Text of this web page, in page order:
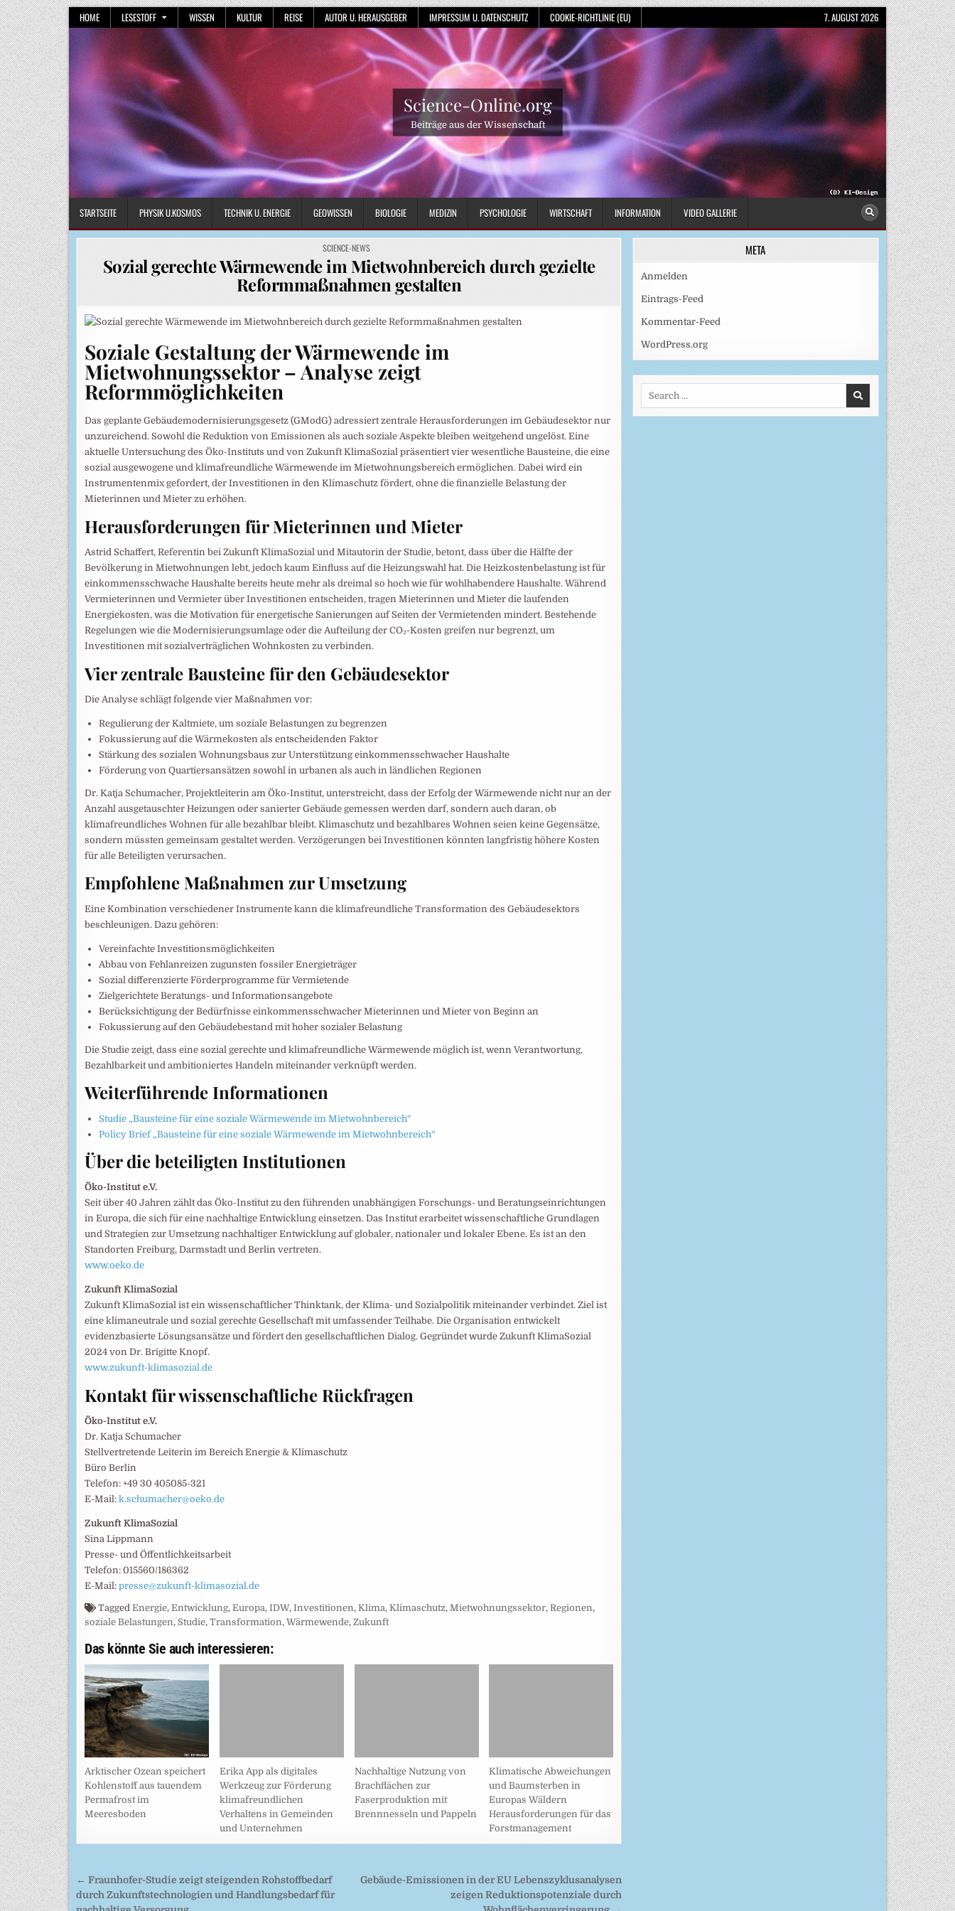
Skip
to
content
HOME LESESTOFF WISSEN KULTUR REISE AUTOR U. HERAUSGEBER IMPRESSUM U. DATENSCHUTZ COOKIE-RICHTLINIE (EU) 7. AUGUST 2026
Science-Online.org
Beiträge aus der Wissenschaft
STARTSEITE PHYSIK U.KOSMOS TECHNIK U. ENERGIE GEOWISSEN BIOLOGIE MEDIZIN PSYCHOLOGIE WIRTSCHAFT INFORMATION VIDEO GALLERIE
POSTED
IN
SCIENCE-NEWS
Sozial gerechte Wärmewende im Mietwohnbereich durch gezielte
Reformmaßnahmen gestalten
Soziale Gestaltung der Wärmewende im
Mietwohnungssektor – Analyse zeigt
Reformmöglichkeiten
Das geplante Gebäudemodernisierungsgesetz (GModG) adressiert zentrale Herausforderungen im Gebäudesektor nur
unzureichend. Sowohl die Reduktion von Emissionen als auch soziale Aspekte bleiben weitgehend ungelöst. Eine
aktuelle Untersuchung des Öko-Instituts und von Zukunft KlimaSozial präsentiert vier wesentliche Bausteine, die eine
sozial ausgewogene und klimafreundliche Wärmewende im Mietwohnungsbereich ermöglichen. Dabei wird ein
Instrumentenmix gefordert, der Investitionen in den Klimaschutz fördert, ohne die finanzielle Belastung der
Mieterinnen und Mieter zu erhöhen.
Herausforderungen für Mieterinnen und Mieter
Astrid Schaffert, Referentin bei Zukunft KlimaSozial und Mitautorin der Studie, betont, dass über die Hälfte der
Bevölkerung in Mietwohnungen lebt, jedoch kaum Einfluss auf die Heizungswahl hat. Die Heizkostenbelastung ist für
einkommensschwache Haushalte bereits heute mehr als dreimal so hoch wie für wohlhabendere Haushalte. Während
Vermieterinnen und Vermieter über Investitionen entscheiden, tragen Mieterinnen und Mieter die laufenden
Energiekosten, was die Motivation für energetische Sanierungen auf Seiten der Vermietenden mindert. Bestehende
Regelungen wie die Modernisierungsumlage oder die Aufteilung der CO₂-Kosten greifen nur begrenzt, um
Investitionen mit sozialverträglichen Wohnkosten zu verbinden.
Vier zentrale Bausteine für den Gebäudesektor
Die Analyse schlägt folgende vier Maßnahmen vor:
Regulierung der Kaltmiete, um soziale Belastungen zu begrenzen
Fokussierung auf die Wärmekosten als entscheidenden Faktor
Stärkung des sozialen Wohnungsbaus zur Unterstützung einkommensschwacher Haushalte
Förderung von Quartiersansätzen sowohl in urbanen als auch in ländlichen Regionen
Dr. Katja Schumacher, Projektleiterin am Öko-Institut, unterstreicht, dass der Erfolg der Wärmewende nicht nur an der
Anzahl ausgetauschter Heizungen oder sanierter Gebäude gemessen werden darf, sondern auch daran, ob
klimafreundliches Wohnen für alle bezahlbar bleibt. Klimaschutz und bezahlbares Wohnen seien keine Gegensätze,
sondern müssten gemeinsam gestaltet werden. Verzögerungen bei Investitionen könnten langfristig höhere Kosten
für alle Beteiligten verursachen.
Empfohlene Maßnahmen zur Umsetzung
Eine Kombination verschiedener Instrumente kann die klimafreundliche Transformation des Gebäudesektors
beschleunigen. Dazu gehören:
Vereinfachte Investitionsmöglichkeiten
Abbau von Fehlanreizen zugunsten fossiler Energieträger
Sozial differenzierte Förderprogramme für Vermietende
Zielgerichtete Beratungs- und Informationsangebote
Berücksichtigung der Bedürfnisse einkommensschwacher Mieterinnen und Mieter von Beginn an
Fokussierung auf den Gebäudebestand mit hoher sozialer Belastung
Die Studie zeigt, dass eine sozial gerechte und klimafreundliche Wärmewende möglich ist, wenn Verantwortung,
Bezahlbarkeit und ambitioniertes Handeln miteinander verknüpft werden.
Weiterführende Informationen
Studie „Bausteine für eine soziale Wärmewende im Mietwohnbereich“
Policy Brief „Bausteine für eine soziale Wärmewende im Mietwohnbereich“
Über die beteiligten Institutionen
Öko-Institut e.V.
Seit über 40 Jahren zählt das Öko-Institut zu den führenden unabhängigen Forschungs- und Beratungseinrichtungen
in Europa, die sich für eine nachhaltige Entwicklung einsetzen. Das Institut erarbeitet wissenschaftliche Grundlagen
und Strategien zur Umsetzung nachhaltiger Entwicklung auf globaler, nationaler und lokaler Ebene. Es ist an den
Standorten Freiburg, Darmstadt und Berlin vertreten.
www.oeko.de
Zukunft KlimaSozial
Zukunft KlimaSozial ist ein wissenschaftlicher Thinktank, der Klima- und Sozialpolitik miteinander verbindet. Ziel ist
eine klimaneutrale und sozial gerechte Gesellschaft mit umfassender Teilhabe. Die Organisation entwickelt
evidenzbasierte Lösungsansätze und fördert den gesellschaftlichen Dialog. Gegründet wurde Zukunft KlimaSozial
2024 von Dr. Brigitte Knopf.
www.zukunft-klimasozial.de
Kontakt für wissenschaftliche Rückfragen
Öko-Institut e.V.
Dr. Katja Schumacher
Stellvertretende Leiterin im Bereich Energie & Klimaschutz
Büro Berlin
Telefon: +49 30 405085-321
E-Mail: k.schumacher@oeko.de
Zukunft KlimaSozial
Sina Lippmann
Presse- und Öffentlichkeitsarbeit
Telefon: 015560/186362
E-Mail: presse@zukunft-klimasozial.de
Tagged Energie, Entwicklung, Europa, IDW, Investitionen, Klima, Klimaschutz, Mietwohnungssektor, Regionen,
soziale Belastungen, Studie, Transformation, Wärmewende, Zukunft
Das könnte Sie auch interessieren:
Arktischer Ozean speichert
Kohlenstoff aus tauendem
Permafrost im
Meeresboden
Erika App als digitales
Werkzeug zur Förderung
klimafreundlichen
Verhaltens in Gemeinden
und Unternehmen
Nachhaltige Nutzung von
Brachflächen zur
Faserproduktion mit
Brennnesseln und Pappeln
Klimatische Abweichungen
und Baumsterben in
Europas Wäldern
Herausforderungen für das
Forstmanagement
Beitragsnavigation
Gebäude-Emissionen in der EU Lebenszyklusanalysen
zeigen Reduktionspotenziale durch
← Fraunhofer-Studie zeigt steigenden Rohstoffbedarf
durch Zukunftstechnologien und Handlungsbedarf für
META
Anmelden
Eintrags-Feed
Kommentar-Feed
WordPress.org